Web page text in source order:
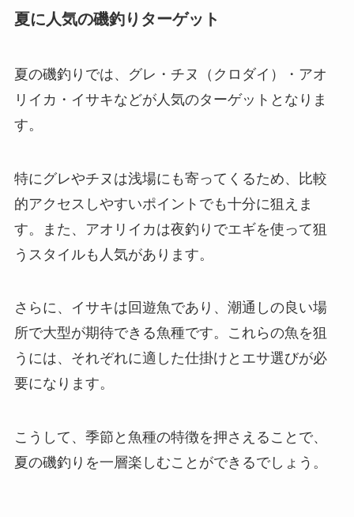
夏に人気の磯釣りターゲット
夏の磯釣りでは、グレ・チヌ（クロダイ）・アオ
リイカ・イサキなどが人気のターゲットとなりま
す。
特にグレやチヌは浅場にも寄ってくるため、比較
的アクセスしやすいポイントでも十分に狙えま
す。また、アオリイカは夜釣りでエギを使って狙
うスタイルも人気があります。
さらに、イサキは回遊魚であり、潮通しの良い場
所で大型が期待できる魚種です。これらの魚を狙
うには、それぞれに適した仕掛けとエサ選びが必
要になります。
こうして、季節と魚種の特徴を押さえることで、
夏の磯釣りを一層楽しむことができるでしょう。